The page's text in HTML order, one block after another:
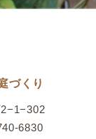
づくり
6830